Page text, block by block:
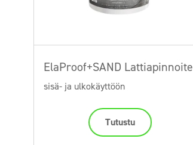
ElaProof+SAND Lattiapinnoite
sisä- ja ulkokäyttöön
Tutustu